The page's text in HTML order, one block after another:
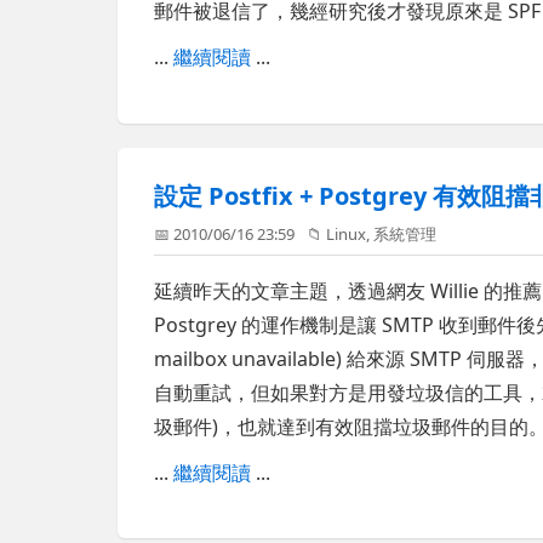
郵件被退信了，幾經研究後才發現原來是
...繼續閱讀 ...
設定 Postfix + Postgrey 有效阻擋
📅 2010/06/16 23:59 📁 Linux, 系統管理
延續昨天的文章主題，透過網友 Willie 的推
Postgrey 的運作機制是讓 SMTP 收到郵件
mailbox unavailable) 給來源 SMTP 伺服器
自動重試，但如果對方是用發垃圾信的工具
圾郵件)，也就達到有效阻擋垃圾郵件的目的
...繼續閱讀 ...